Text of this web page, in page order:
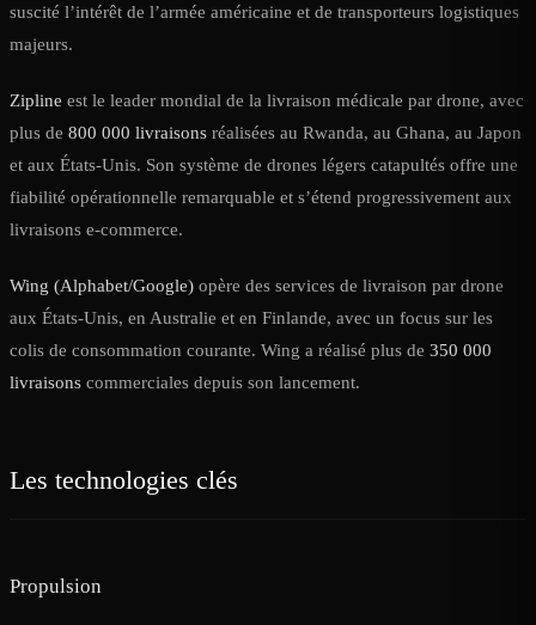
suscité l’intérêt de l’armée américaine et de transporteurs logistiques
majeurs.
Zipline est le leader mondial de la livraison médicale par drone, avec
plus de 800 000 livraisons réalisées au Rwanda, au Ghana, au Japon
et aux États-Unis. Son système de drones légers catapultés offre une
fiabilité opérationnelle remarquable et s’étend progressivement aux
livraisons e-commerce.
Wing (Alphabet/Google) opère des services de livraison par drone
aux États-Unis, en Australie et en Finlande, avec un focus sur les
colis de consommation courante. Wing a réalisé plus de 350 000
livraisons commerciales depuis son lancement.
Les technologies clés
Propulsion